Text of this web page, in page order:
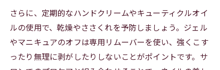
さらに、定期的なハンドクリームやキューティクルオイ
ルの使用で、乾燥やささくれを予防しましょう。ジェル
やマニキュアのオフは専用リムーバーを使い、強くこす
ったり無理に剥がしたりしないことがポイントです。サ